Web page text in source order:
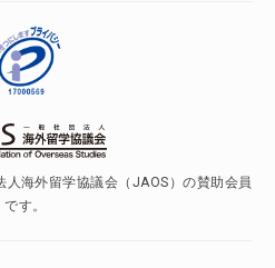
人海外留学協議会（JAOS）の賛助会員
です。